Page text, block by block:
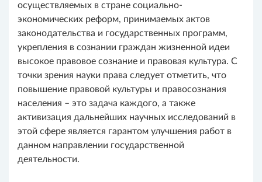
осуществляемых в стране социально-
экономических реформ, принимаемых актов
законодательства и государственных программ,
укрепления в сознании граждан жизненной идеи
высокое правовое сознание и правовая культура. С
точки зрения науки права следует отметить, что
повышение правовой культуры и правосознания
населения – это задача каждого, а также
активизация дальнейших научных исследований в
этой сфере является гарантом улучшения работ в
данном направлении государственной
деятельности.